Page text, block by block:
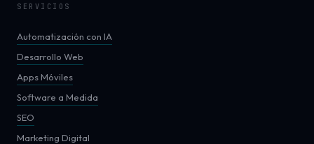
SERVICIOS
Automatización con IA
Desarrollo Web
Apps Móviles
Software a Medida
SEO
Marketing Digital